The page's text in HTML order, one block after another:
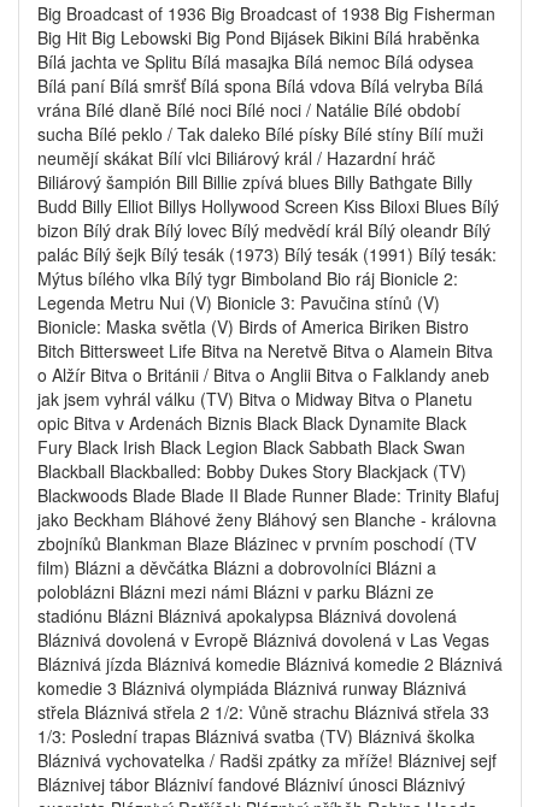
Big Broadcast of 1936 Big Broadcast of 1938 Big Fisherman
Big Hit Big Lebowski Big Pond Bijásek Bikini Bílá hraběnka
Bílá jachta ve Splitu Bílá masajka Bílá nemoc Bílá odysea
Bílá paní Bílá smršť Bílá spona Bílá vdova Bílá velryba Bílá
vrána Bílé dlaně Bílé noci Bílé noci / Natálie Bílé období
sucha Bílé peklo / Tak daleko Bílé písky Bílé stíny Bílí muži
neumějí skákat Bílí vlci Biliárový král / Hazardní hráč
Biliárový šampión Bill Billie zpívá blues Billy Bathgate Billy
Budd Billy Elliot Billys Hollywood Screen Kiss Biloxi Blues Bílý
bizon Bílý drak Bílý lovec Bílý medvědí král Bílý oleandr Bílý
palác Bílý šejk Bílý tesák (1973) Bílý tesák (1991) Bílý tesák:
Mýtus bílého vlka Bílý tygr Bimboland Bio ráj Bionicle 2:
Legenda Metru Nui (V) Bionicle 3: Pavučina stínů (V)
Bionicle: Maska světla (V) Birds of America Biriken Bistro
Bitch Bittersweet Life Bitva na Neretvě Bitva o Alamein Bitva
o Alžír Bitva o Británii / Bitva o Anglii Bitva o Falklandy aneb
jak jsem vyhrál válku (TV) Bitva o Midway Bitva o Planetu
opic Bitva v Ardenách Biznis Black Black Dynamite Black
Fury Black Irish Black Legion Black Sabbath Black Swan
Blackball Blackballed: Bobby Dukes Story Blackjack (TV)
Blackwoods Blade Blade II Blade Runner Blade: Trinity Blafuj
jako Beckham Bláhové ženy Bláhový sen Blanche - královna
zbojníků Blankman Blaze Blázinec v prvním poschodí (TV
film) Blázni a děvčátka Blázni a dobrovolníci Blázni a
poloblázni Blázni mezi námi Blázni v parku Blázni ze
stadiónu Blázni Bláznivá apokalypsa Bláznivá dovolená
Bláznivá dovolená v Evropě Bláznivá dovolená v Las Vegas
Bláznivá jízda Bláznivá komedie Bláznivá komedie 2 Bláznivá
komedie 3 Bláznivá olympiáda Bláznivá runway Bláznivá
střela Bláznivá střela 2 1/2: Vůně strachu Bláznivá střela 33
1/3: Poslední trapas Bláznivá svatba (TV) Bláznivá školka
Bláznivá vychovatelka / Radši zpátky za mříže! Bláznivej sejf
Bláznivej tábor Blázniví fandové Blázniví únosci Bláznivý